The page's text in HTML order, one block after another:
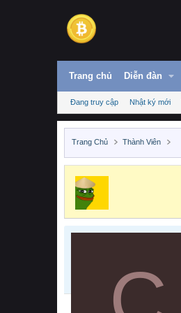
Trang chủ Diễn đàn
Đang truy cập Nhật ký mới
Trang Chủ Thành Viên